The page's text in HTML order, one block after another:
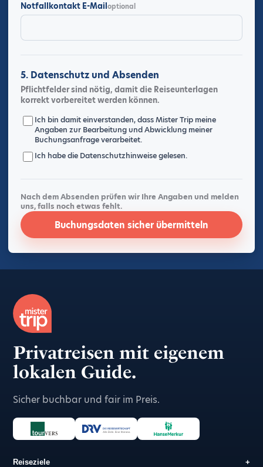
Notfallkontakt E-Mailoptional
5. Datenschutz und Absenden
Pflichtfelder sind nötig, damit die Reiseunterlagen
korrekt vorbereitet werden können.
Ich bin damit einverstanden, dass Mister Trip meine
Angaben zur Bearbeitung und Abwicklung meiner
Buchungsanfrage verarbeitet.
Ich habe die Datenschutzhinweisegelesen.
Nach dem Absenden prüfen wir Ihre Angaben und melden
uns, falls noch etwas fehlt.
Buchungsdaten sicher übermitteln
Privatreisen mit eigenem
lokalen Guide.
Sicher buchbar und fair im Preis.
Reiseziele +